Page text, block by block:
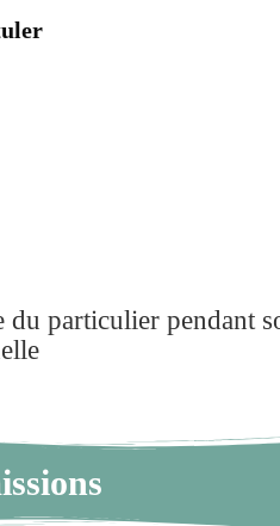
particulier pendant